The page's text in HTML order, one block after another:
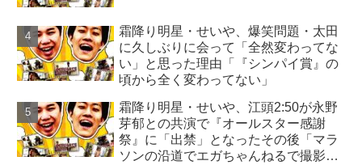
霜降り明星・せいや、爆笑問題・太田
に久しぶりに会って「全然変わってな
い」と思った理由「『シンパイ賞』の
頃から全く変わってない」
霜降り明星・せいや、江頭2:50が永野
芽郁との共演で『オールスター感謝
祭』に「出禁」となったその後「マラ
ソンの沿道でエガちゃんねるで撮影